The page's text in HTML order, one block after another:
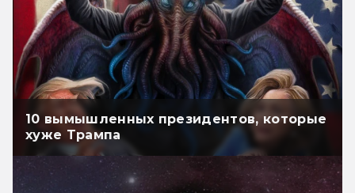
10 вымышленных президентов, которые
хуже Трампа